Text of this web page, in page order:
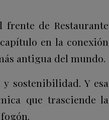
de Restaurante
en la conexión
antigua del mundo.
sostenibilidad. Y esa
que trasciende la